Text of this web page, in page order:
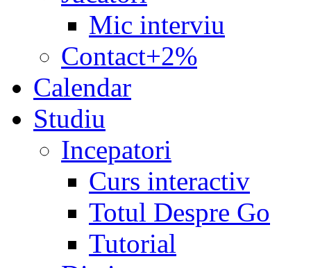
Mic interviu
Contact+2%
Calendar
Studiu
Incepatori
Curs interactiv
Totul Despre Go
Tutorial